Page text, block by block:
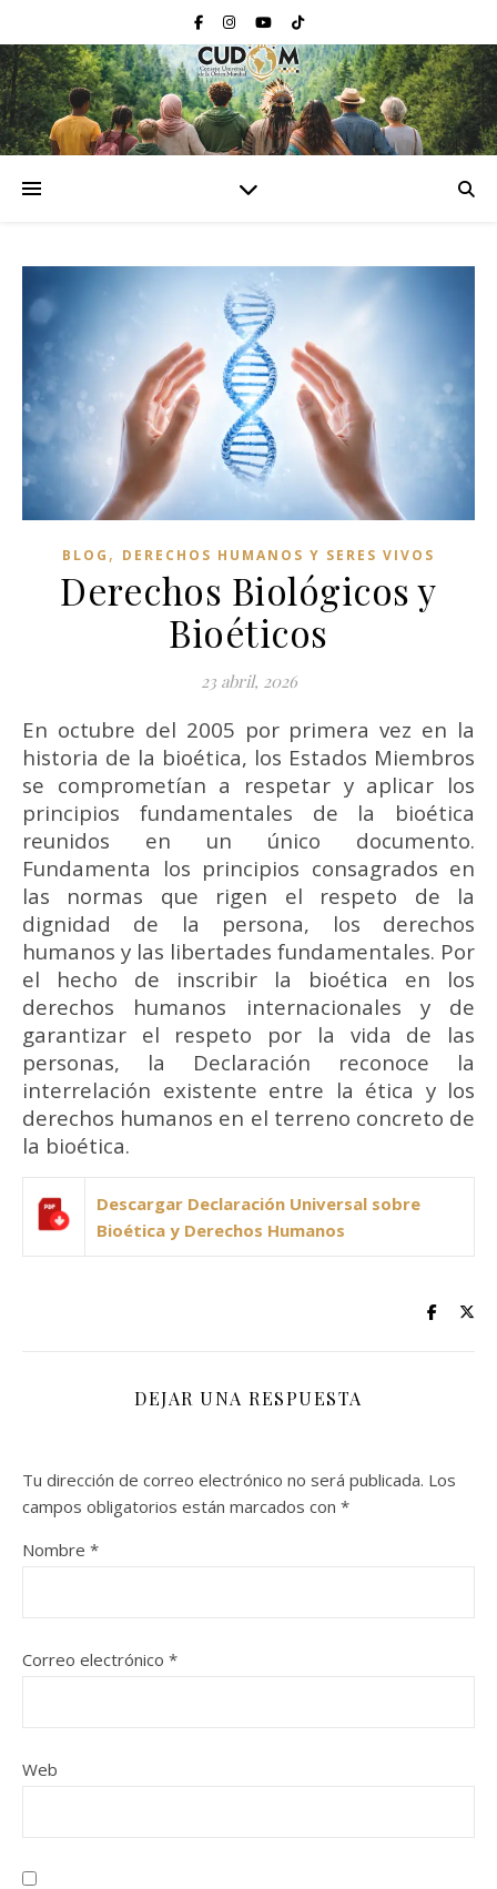
BLOG , DERECHOS HUMANOS Y SERES VIVOS
Derechos Biológicos y
Bioéticos
23 abril, 2026
En octubre del 2005 por primera vez en la
historia de la bioética, los Estados Miembros
se comprometían a respetar y aplicar los
principios fundamentales de la bioética
reunidos en un único documento.
Fundamenta los principios consagrados en
las normas que rigen el respeto de la
dignidad de la persona, los derechos
humanos y las libertades fundamentales. Por
el hecho de inscribir la bioética en los
derechos humanos internacionales y de
garantizar el respeto por la vida de las
personas, la Declaración reconoce la
interrelación existente entre la ética y los
derechos humanos en el terreno concreto de
la bioética.
Descargar Declaración Universal sobre
Bioética y Derechos Humanos
DEJAR UNA RESPUESTA
Tu dirección de correo electrónico no será publicada. Los
campos obligatorios están marcados con *
Nombre *
Correo electrónico *
Web